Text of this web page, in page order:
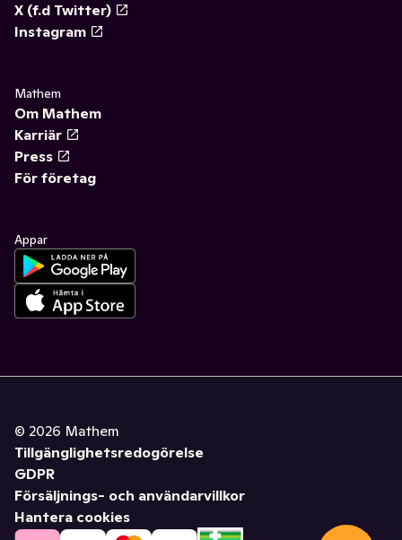
X (f.d Twitter)
Instagram
Mathem
Om Mathem
Karriär
Press
För företag
Appar
© 2026 Mathem
Tillgänglighetsredogörelse
GDPR
Försäljnings- och användarvillkor
Hantera cookies